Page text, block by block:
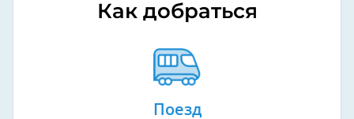
Как добраться
Поезд